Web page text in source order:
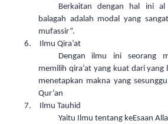
Berkaitan dengan hal ini
balagah adalah modal yang
mufassir”.
6.
Ilmu Qira’at
Dengan ilmu ini seorang
memilih qira’at yang kuat dari yang
menetapkan makna yang
Qur’an
7.
Ilmu Tauhid
Yaitu Ilmu tentang keEsaan